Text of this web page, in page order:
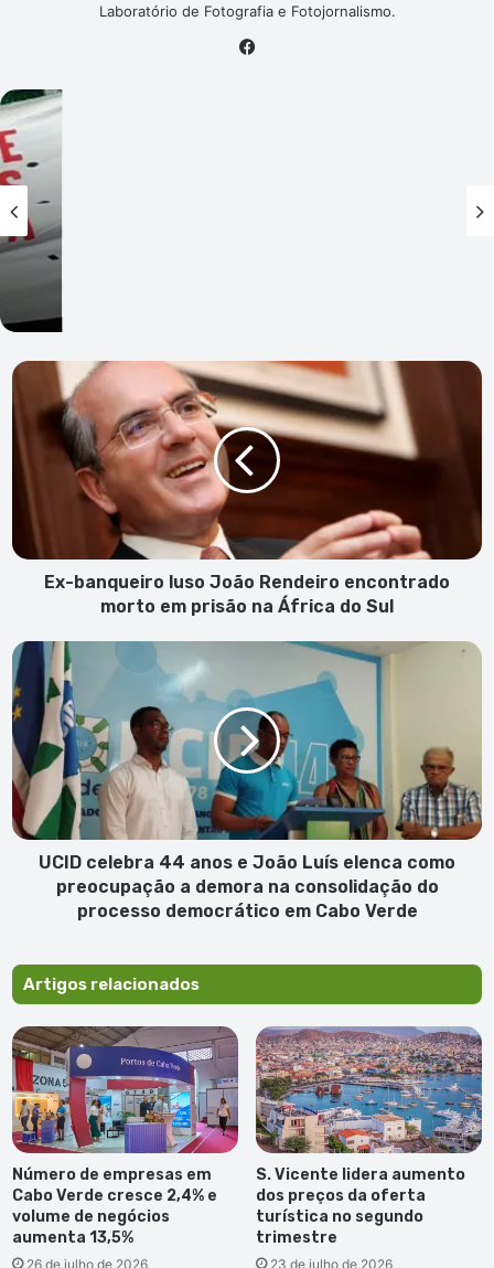
Laboratório de Fotografia e Fotojornalismo.
Ex-
banqueiro
luso
João
Rendeiro
encontrado
prisão
Sul
Ex-banqueiro luso João Rendeiro encontrado
morto em prisão na África do Sul
UCID
celebra
44
anos
e
João
Luís
elenca
como
preocupação
do
processo
em
Cabo
Verde
UCID celebra 44 anos e João Luís elenca como
preocupação a demora na consolidação do
processo democrático em Cabo Verde
Artigos relacionados
Número de empresas em
Cabo Verde cresce 2,4% e
volume de negócios
aumenta 13,5%
26 de julho de 2026
S. Vicente lidera aumento
dos preços da oferta
turística no segundo
trimestre
23 de julho de 2026